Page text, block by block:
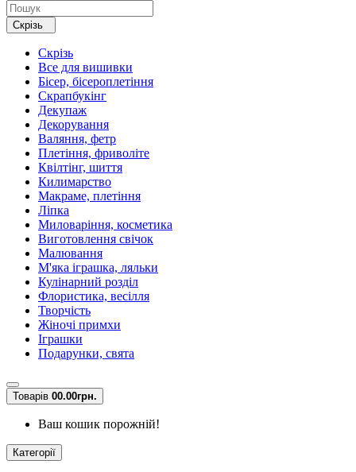
Скрізь
Скрізь
Все для вишивки
Бісер, бісероплетіння
Скрапбукінг
Декупаж
Декорування
Валяння, фетр
Плетіння, фриволіте
Квілтінг, шиття
Килимарство
Макраме, плетіння
Ліпка
Миловаріння, косметика
Виготовлення свічок
Малювання
М'яка іграшка, ляльки
Кулінарний розділ
Флористика, весілля
Творчість
Жіночі примхи
Іграшки
Подарунки, свята
Товарів 00.00грн.
Ваш кошик порожній!
Категорії